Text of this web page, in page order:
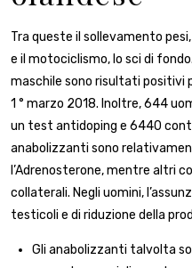
Tra queste il sollevamento
e il motociclismo, lo sci di
maschile sono risultati positivi
1 ° marzo 2018. Inoltre, 644
un test antidoping e 6440
anabolizzanti sono
l’Adrenosterone, mentre altri
collaterali. Negli uomini,
testicoli e di riduzione della
Gli anabolizzanti talvolta